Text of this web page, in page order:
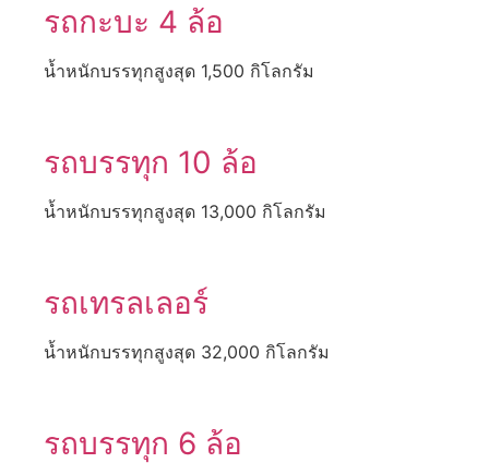
รถกะบะ 4 ล้อ
น้ำหนักบรรทุกสูงสุด 1,500 กิโลกรัม
รถบรรทุก 10 ล้อ
น้ำหนักบรรทุกสูงสุด 13,000 กิโลกรัม
รถเทรลเลอร์
น้ำหนักบรรทุกสูงสุด 32,000 กิโลกรัม
รถบรรทุก 6 ล้อ